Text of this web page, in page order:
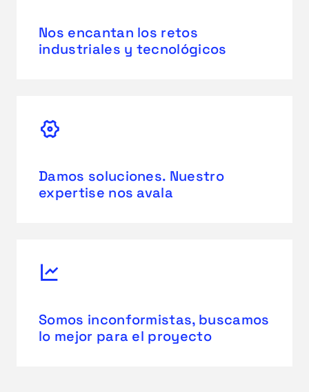
Nos encantan los retos
industriales y tecnológicos
Damos soluciones. Nuestro
expertise nos avala
Somos inconformistas, buscamos
lo mejor para el proyecto